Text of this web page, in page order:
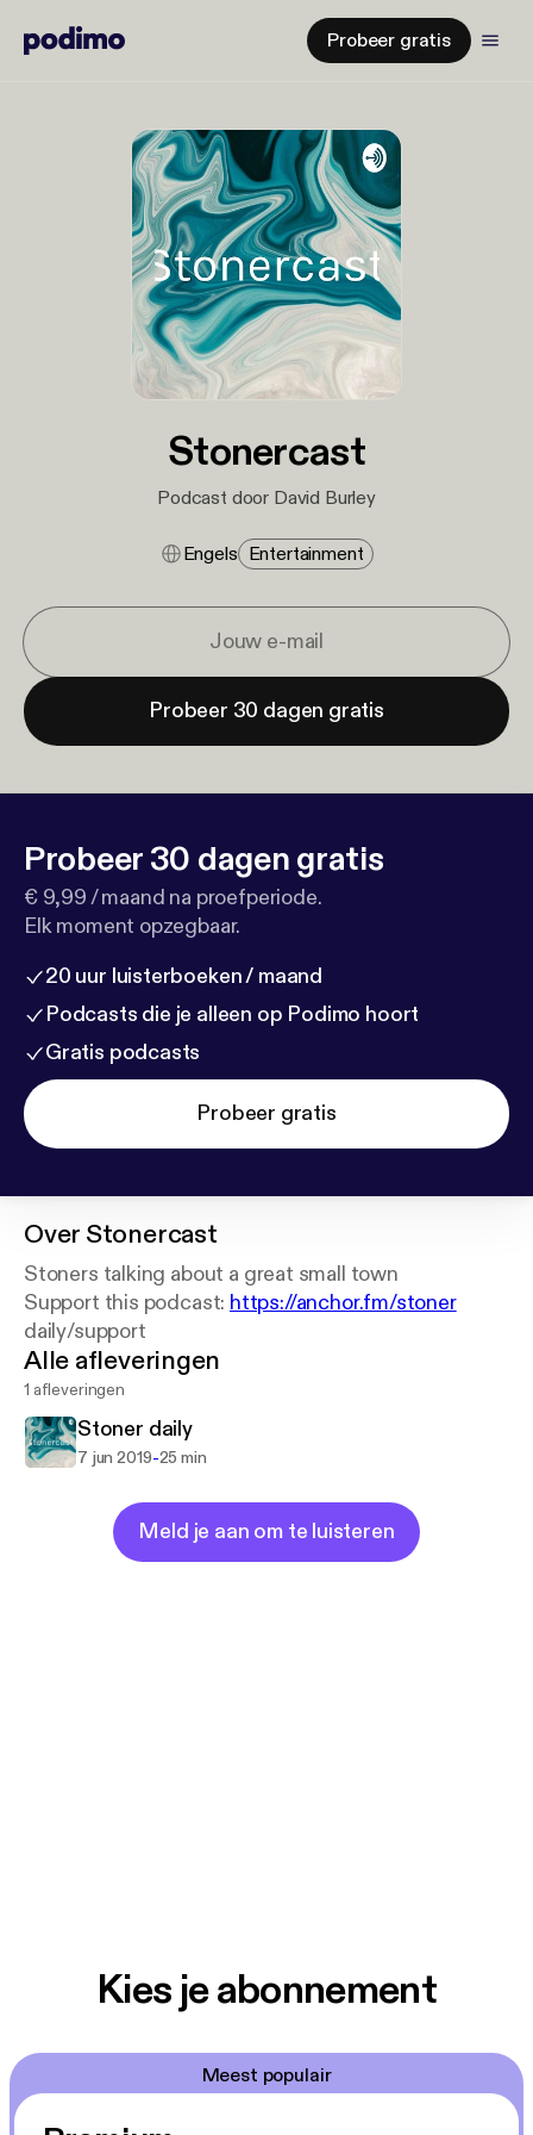
Probeer gratis
Stonercast
Podcast door David Burley
Engels Entertainment
Probeer 30 dagen gratis
Probeer 30 dagen gratis
€ 9,99 / maand na proefperiode.
Elk moment opzegbaar.
20 uur luisterboeken / maand
Podcasts die je alleen op Podimo hoort
Gratis podcasts
Probeer gratis
Over Stonercast
Stoners talking about a great small town
Support this podcast: https://anchor.fm/stoner
daily/support
Alle afleveringen
1 afleveringen
Stoner daily
7 jun 2019-25 min
Meld je aan om te luisteren
Kies je abonnement
Meest populair